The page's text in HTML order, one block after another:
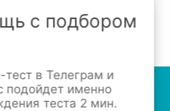
с подбором
тест в Телеграм и
подойдет именно
теста 2 мин.